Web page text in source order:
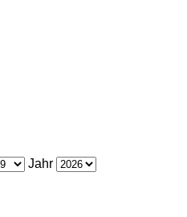
Jahr